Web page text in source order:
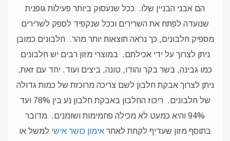
הם אבני הבניין שלו. ככל שנעסוק ביותר פעילות גופנית
שנועדה לפתח את השרירים וככל שנקפיד לספק לשרירים
מספיק חלבונים, כך נראה תוצאות יותר מהר. חלבונים כמובן
ניתן לצרוך על ידי אכילתם. במוצרי מזון רבים יש חלבונים
כמו גבינה, בשר בקר והודו, טונה, ביצים ועוד. יחד עם זאת,
ניתן לצרוך אבקת חלבון לשם צריכה מרוכזת של כמות גדולה
של חלבונים.
ריכוז החלבון באבקת חלבון נע בין 78% ועד
94% והיא כמעט לא מכילה פחמימות ושומנים.
מדובר
בתוסף מזון שעדיף לקחת לאחר אימון כושר אישי למשל או